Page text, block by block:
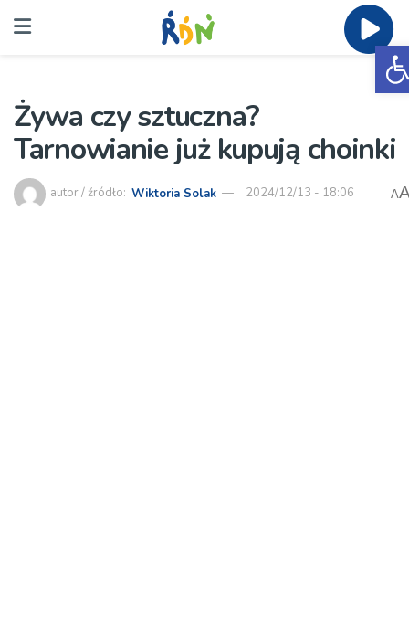
Żywa czy sztuczna?
Tarnowianie już kupują choinki
autor / źródło: Wiktoria Solak 2024/12/13 - 18:06 A